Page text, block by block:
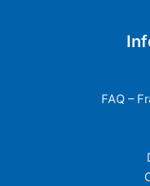
FAQ –